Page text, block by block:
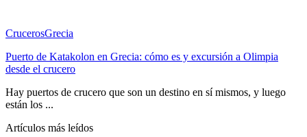
CrucerosGrecia
Puerto de Katakolon en Grecia: cómo es y excursión a Olimpia
desde el crucero
Hay puertos de crucero que son un destino en sí mismos, y luego
están los ...
Artículos más leídos